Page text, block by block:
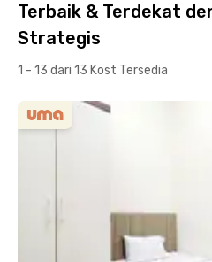
Terbaik & Terdekat
Strategis
1 - 13 dari 13 Kost Tersedia